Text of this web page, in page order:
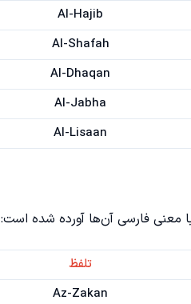
Al-Hajib
Al-Shafah
Al-Dhaqan
Al-Jabha
Al-Lisaan
با معنی فارسی آن‌ها آورده شده است:
تلفظ
Az-Zakan